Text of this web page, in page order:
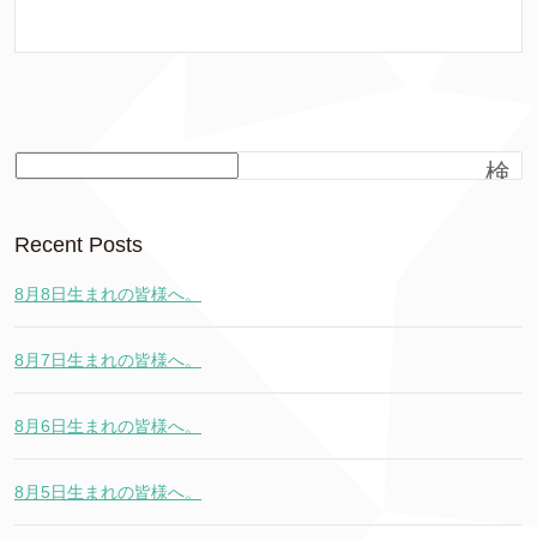
検
Recent Posts
8月8日生まれの皆様へ。
8月7日生まれの皆様へ。
8月6日生まれの皆様へ。
8月5日生まれの皆様へ。